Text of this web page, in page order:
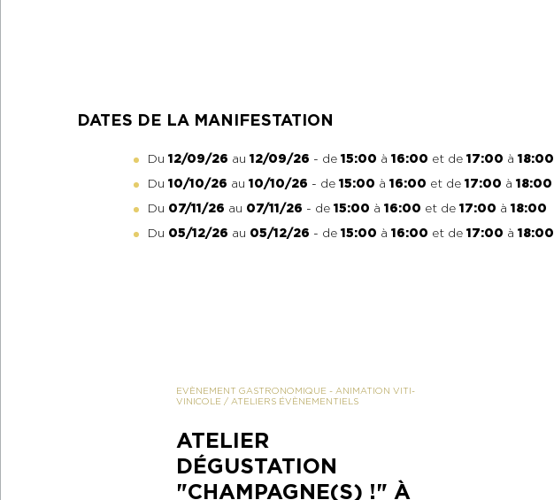
DATES DE LA MANIFESTATION
Du 12/09/26 au 12/09/26 - de 15:00 à 16:00 et de 17:00 à 18:00
Du 10/10/26 au 10/10/26 - de 15:00 à 16:00 et de 17:00 à 18:00
Du 07/11/26 au 07/11/26 - de 15:00 à 16:00 et de 17:00 à 18:00
Du 05/12/26 au 05/12/26 - de 15:00 à 16:00 et de 17:00 à 18:00
EVÈNEMENT GASTRONOMIQUE - ANIMATION VITI-
VINICOLE / ATELIERS ÉVÈNEMENTIELS
ATELIER
DÉGUSTATION
"CHAMPAGNE(S) !" À